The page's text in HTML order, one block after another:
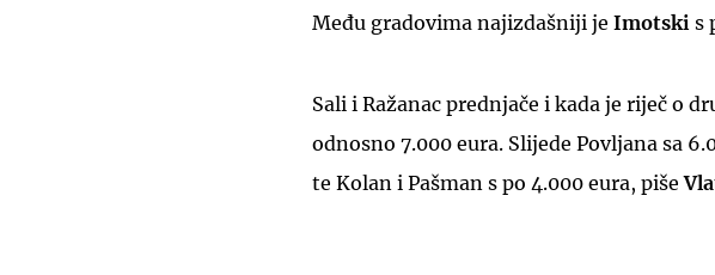
Među gradovima najizdašniji je Imotski s
Sali i Ražanac prednjače i kada je riječ o
odnosno 7.000 eura. Slijede Povljana sa
te Kolan i Pašman s po 4.000 eura, piše